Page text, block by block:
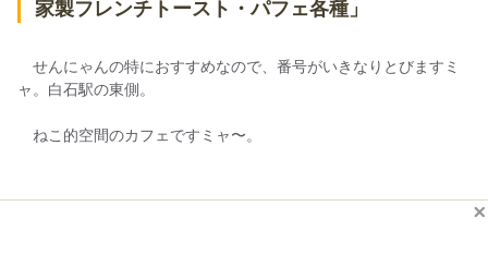
家製フレンチトースト・パフェ各種」
せんにゃんの特におすすめなので、番号がいきなりとびますミ
ャ。白石駅の東側。
ねこ的空間のカフェですミャ〜。